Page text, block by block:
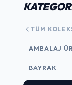
TÜM
AMBALAJ
BAYRAK